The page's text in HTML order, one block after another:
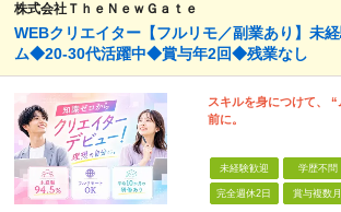
株式会社ＴｈｅＮｅｗＧａｔｅ
WEBクリエイター【フルリモ／副業あり】未
ム◆20-30代活躍中◆賞与年2回◆残業なし
スキルを身につけて、
前に。
未経験歓迎 学歴不問
完全週休2日 賞与複数月